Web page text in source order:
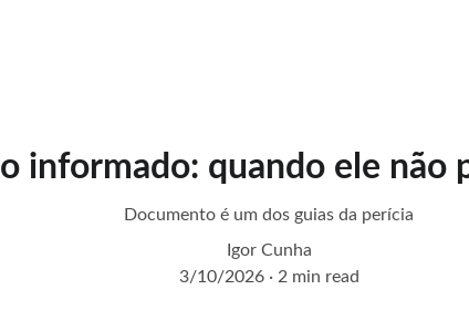
informado: quando ele não
Documento é um dos guias da perícia
Igor Cunha
3/10/2026
2 min read